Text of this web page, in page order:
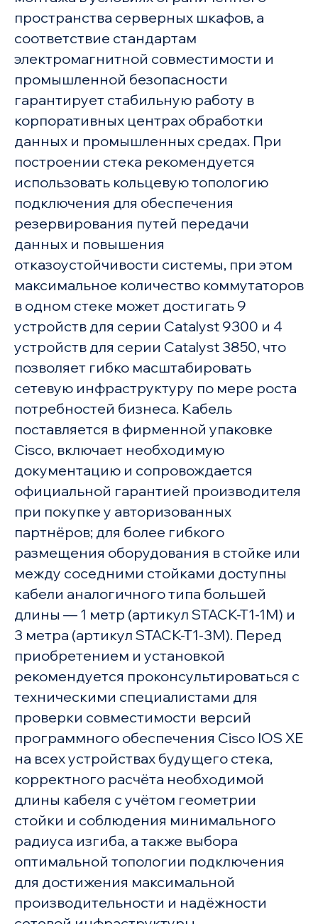
пространства серверных шкафов, а
соответствие стандартам
электромагнитной совместимости и
промышленной безопасности
гарантирует стабильную работу в
корпоративных центрах обработки
данных и промышленных средах. При
построении стека рекомендуется
использовать кольцевую топологию
подключения для обеспечения
резервирования путей передачи
данных и повышения
отказоустойчивости системы, при этом
максимальное количество коммутаторов
в одном стеке может достигать 9
устройств для серии Catalyst 9300 и 4
устройств для серии Catalyst 3850, что
позволяет гибко масштабировать
сетевую инфраструктуру по мере роста
потребностей бизнеса. Кабель
поставляется в фирменной упаковке
Cisco, включает необходимую
документацию и сопровождается
официальной гарантией производителя
при покупке у авторизованных
партнёров; для более гибкого
размещения оборудования в стойке или
между соседними стойками доступны
кабели аналогичного типа большей
длины — 1 метр (артикул STACK-T1-1M) и
3 метра (артикул STACK-T1-3M). Перед
приобретением и установкой
рекомендуется проконсультироваться с
техническими специалистами для
проверки совместимости версий
программного обеспечения Cisco IOS XE
на всех устройствах будущего стека,
корректного расчёта необходимой
длины кабеля с учётом геометрии
стойки и соблюдения минимального
радиуса изгиба, а также выбора
оптимальной топологии подключения
для достижения максимальной
производительности и надёжности